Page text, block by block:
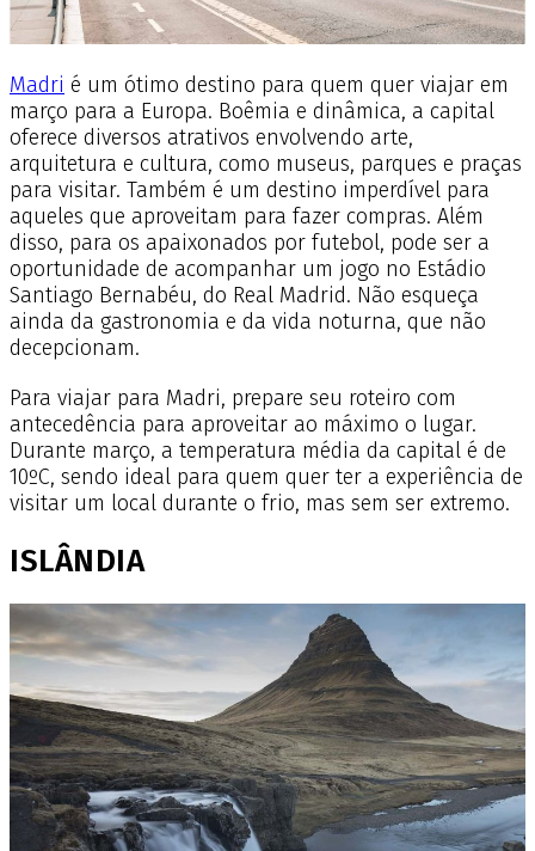
Madri é um ótimo destino para quem quer viajar em
março para a Europa. Boêmia e dinâmica, a capital
oferece diversos atrativos envolvendo arte,
arquitetura e cultura, como museus, parques e praças
para visitar. Também é um destino imperdível para
aqueles que aproveitam para fazer compras. Além
disso, para os apaixonados por futebol, pode ser a
oportunidade de acompanhar um jogo no Estádio
Santiago Bernabéu, do Real Madrid. Não esqueça
ainda da gastronomia e da vida noturna, que não
decepcionam.
Para viajar para Madri, prepare seu roteiro com
antecedência para aproveitar ao máximo o lugar.
Durante março, a temperatura média da capital é de
10ºC, sendo ideal para quem quer ter a experiência de
visitar um local durante o frio, mas sem ser extremo.
ISLÂNDIA